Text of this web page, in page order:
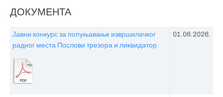
ДОКУМЕНТА
Јавни конкурс за попуњавање извршилачког
радног места Послови трезора и ликвидатор
01.06.2026.